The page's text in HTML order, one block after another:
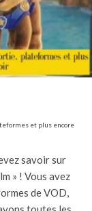
et plus encore
savoir sur
» ! Vous avez
de VOD,